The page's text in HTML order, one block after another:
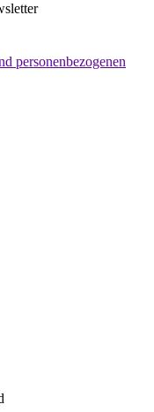
personenbezogenen